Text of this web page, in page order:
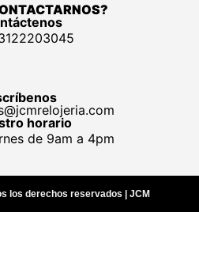
horario
de 9am a 4pm
los derechos reservados | JCM